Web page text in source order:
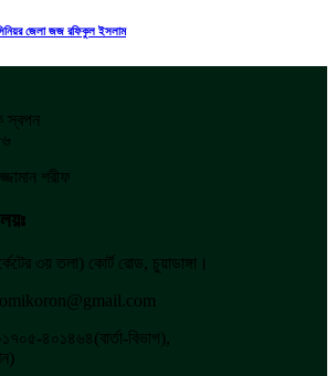
জেলা জজ রফিকুল ইসলাম
স্বপন
শরীফ
৩য় তলা) কোর্ট রোড, চুয়াডাঙ্গা।
৪০১৪৬৪(বার্তা-বিভাগ),